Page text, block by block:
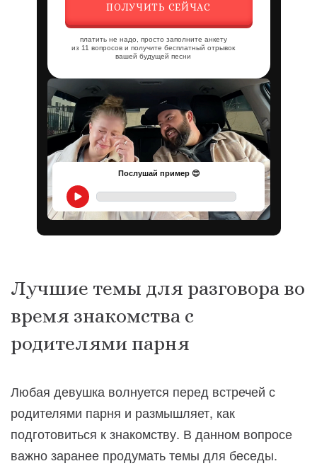
Послушай пример 😍
ПОЛУЧИТЬ СЕЙЧАС
платить не надо, просто заполните анкету
из 11 вопросов и получите бесплатный отрывок
вашей будущей песни
Лучшие темы для разговора во
время знакомства с
родителями парня
Любая девушка волнуется перед встречей с
родителями парня и размышляет, как
подготовиться к знакомству. В данном вопросе
важно заранее продумать темы для беседы.